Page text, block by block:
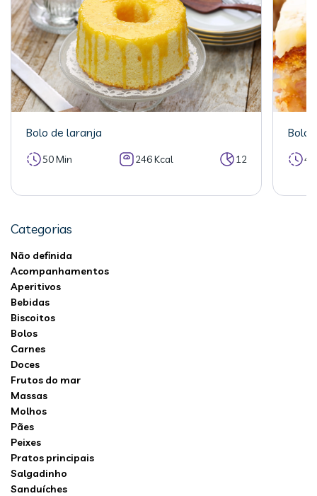
Bolo de laranja
50 Min 246 Kcal 12
Bolo
Categorias
Não definida
Acompanhamentos
Aperitivos
Bebidas
Biscoitos
Bolos
Carnes
Doces
Frutos do mar
Massas
Molhos
Pães
Peixes
Pratos principais
Salgadinho
Sanduíches